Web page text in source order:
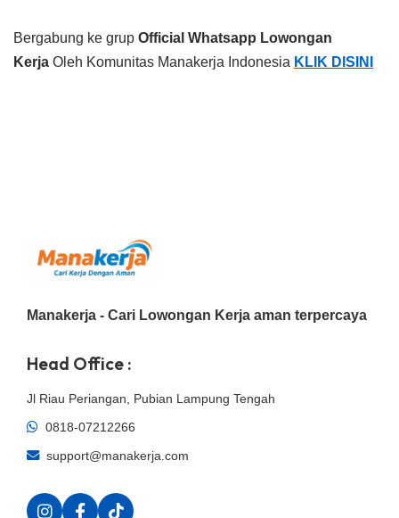
Bergabung ke grup Official Whatsapp Lowongan
Kerja Oleh Komunitas Manakerja Indonesia KLIK DISINI
Manakerja - Cari Lowongan Kerja aman terpercaya
Head Office :
Jl Riau Periangan, Pubian Lampung Tengah
0818-07212266
support@manakerja.com